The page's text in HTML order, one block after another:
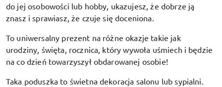
do jej osobowości lub hobby, ukazujesz, że dobrze ją
znasz i sprawiasz, że czuje się doceniona.
To uniwersalny prezent na różne okazje takie jak
urodziny, święta, rocznica, który wywoła uśmiech i będzie
na co dzień towarzyszył obdarowanej osobie!
Taka poduszka to świetna dekoracja salonu lub sypialni.